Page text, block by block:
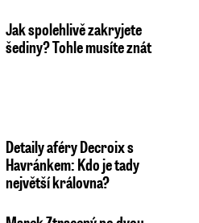
Jak spolehlivě zakryjete
šediny? Tohle musíte znát
Detaily aféry Decroix s
Havránkem: Kdo je tady
největší královna?